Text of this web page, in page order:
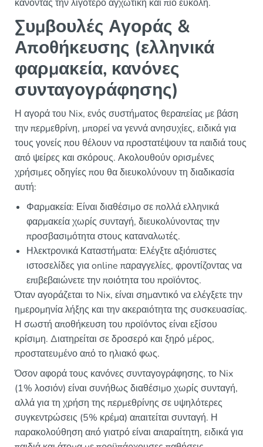
κάνοντάς την λιγότερο αγχωτική και πιο εύκολη.
Συμβουλές Αγοράς &
Αποθήκευσης (ελληνικά
φαρμακεία, κανόνες
συνταγογράφησης)
Η αγορά του Nix, ενός συστήματος θεραπείας με βάση
την περμεθρίνη, μπορεί να γεννά ανησυχίες, ειδικά για
τους γονείς που θέλουν να προστατέψουν τα παιδιά τους
από ψείρες και σκόρους. Ακολουθούν ορισμένες
χρήσιμες οδηγίες που θα διευκολύνουν τη διαδικασία
αυτή:
Φαρμακεία: Είναι διαθέσιμο σε πολλά ελληνικά
φαρμακεία χωρίς συνταγή, διευκολύνοντας την
προσβασιμότητα στους καταναλωτές.
Ηλεκτρονικά Καταστήματα: Ελέγξτε αξιόπιστες
ιστοσελίδες για online παραγγελίες, φροντίζοντας να
επιβεβαιώνετε την ποιότητα του προϊόντος.
Όταν αγοράζεται το Nix, είναι σημαντικό να ελέγξετε την
ημερομηνία λήξης και την ακεραιότητα της συσκευασίας.
Η σωστή αποθήκευση του προϊόντος είναι εξίσου
κρίσιμη. Διατηρείται σε δροσερό και ξηρό μέρος,
προστατευμένο από το ηλιακό φως.
Όσον αφορά τους κανόνες συνταγογράφησης, το Nix
(1% λοσιόν) είναι συνήθως διαθέσιμο χωρίς συνταγή,
αλλά για τη χρήση της περμεθρίνης σε υψηλότερες
συγκεντρώσεις (5% κρέμα) απαιτείται συνταγή. Η
παρακολούθηση από γιατρό είναι απαραίτητη, ειδικά για